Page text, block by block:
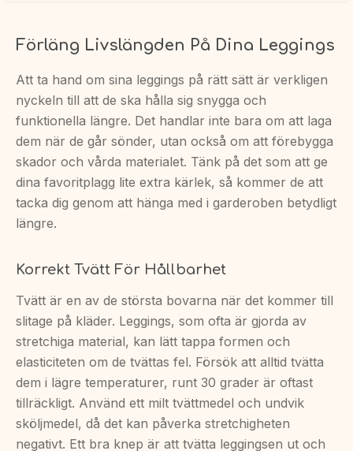
Förläng Livslängden På Dina Leggings
Att ta hand om sina leggings på rätt sätt är verkligen
nyckeln till att de ska hålla sig snygga och
funktionella längre. Det handlar inte bara om att laga
dem när de går sönder, utan också om att förebygga
skador och vårda materialet. Tänk på det som att ge
dina favoritplagg lite extra kärlek, så kommer de att
tacka dig genom att hänga med i garderoben betydligt
längre.
Korrekt Tvätt För Hållbarhet
Tvätt är en av de största bovarna när det kommer till
slitage på kläder. Leggings, som ofta är gjorda av
stretchiga material, kan lätt tappa formen och
elasticiteten om de tvättas fel. Försök att alltid tvätta
dem i lägre temperaturer, runt 30 grader är oftast
tillräckligt. Använd ett milt tvättmedel och undvik
sköljmedel, då det kan påverka stretchigheten
negativt. Ett bra knep är att tvätta leggingsen ut och